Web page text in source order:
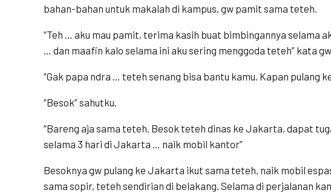
bahan-bahan untuk makalah di kampus, gw pamit sama teteh.
“Teh … aku mau pamit, terima kasih buat bimbingannya selama
… dan maafin kalo selama ini aku sering menggoda teteh” kata
“Gak papa ndra … teteh senang bisa bantu kamu. Kapan pulang
“Besok” sahutku.
“Bareng aja sama teteh. Besok teteh dinas ke Jakarta, dapat
selama 3 hari di Jakarta … naik mobil kantor”
Besoknya gw pulang ke Jakarta ikut sama teteh, naik mobil
sama sopir, teteh sendirian di belakang. Selama di perjalanan